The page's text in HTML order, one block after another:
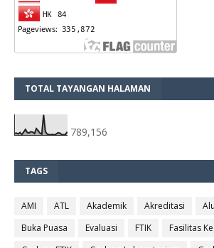
TOTAL TAYANGAN HALAMAN
789,156
TAGS
AMI ATL Akademik Akreditasi
Buka Puasa
Evaluasi FTIK Fasilitas